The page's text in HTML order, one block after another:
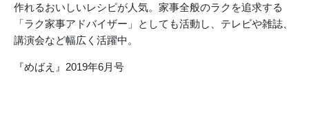
作れるおいしいレシピが人気。家事全般のラクを追求する
「ラク家事アドバイザー」としても活動し、テレビや雑誌、
講演会など幅広く活躍中。
『めばえ』2019年6月号